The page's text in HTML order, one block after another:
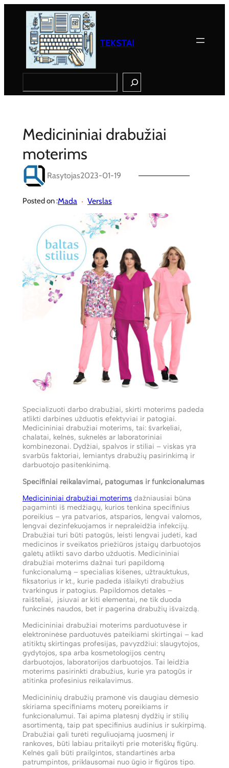
TEKSTAI
Medicininiai drabužiai
moterims
Rasytojas2023-01-19
Posted on :Mada Verslas
Specializuoti darbo drabužiai, skirti moterims padeda
atlikti darbines užduotis efektyviai ir patogiai.
Medicininiai drabužiai moterims, tai: švarkeliai,
chalatai, kelnės, suknelės ar laboratoriniai
kombinezonai. Dydžiai, spalvos ir stiliai – viskas yra
svarbūs faktoriai, lemiantys drabužių pasirinkimą ir
darbuotojo pasitenkinimą.
Specifiniai reikalavimai, patogumas ir funkcionalumas
Medicininiai drabužiai moterims dažniausiai būna
pagaminti iš medžiagų, kurios tenkina specifinius
poreikius – yra patvarios, atsparios, lengvai valomos,
lengvai dezinfekuojamos ir nepraleidžia infekcijų.
Drabužiai turi būti patogūs, leisti lengvai judėti, kad
medicinos ir sveikatos priežiūros įstaigų darbuotojos
galėtų atlikti savo darbo užduotis. Medicininiai
drabužiai moterims dažnai turi papildomą
funkcionalumą – specialias kišenes, užtrauktukus,
fiksatorius ir kt., kurie padeda išlaikyti drabužius
tvarkingus ir patogius. Papildomos detalės –
raišteliai, įsiuvai ar kiti elementai, ne tik duoda
funkcinės naudos, bet ir pagerina drabužių išvaizdą.
Medicininiai drabužiai moterims parduotuvėse ir
elektroninėse parduotuvės pateikiami skirtingai – kad
atitiktų skirtingas profesijas, pavyzdžiui: slaugytojos,
gydytojos, spa arba kosmetologijos centrų
darbuotojos, laboratorijos darbuotojos. Tai leidžia
moterims pasirinkti drabužius, kurie yra patogūs ir
atitinka profesinius reikalavimus.
Medicininių drabužių pramonė vis daugiau dėmesio
skiriama specifiniams moterų poreikiams ir
funkcionalumui. Tai apima platesnį dydžių ir stilių
asortimentą, taip pat specifinius audinius ir sukirpimą.
Drabužiai gali turėti reguliuojamą juosmenį ir
rankoves, būti labiau pritaikyti prie moteriškų figūrų.
Kelnės gali būti prailgintos, standartinės arba
patrumpintos, priklausomai nuo ūgio ir figūros tipo.